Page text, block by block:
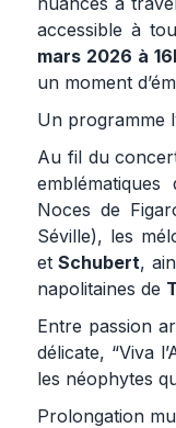
accessible à
mars 2026 à
un moment
Un programme
Au fil du
emblématiques
Noces de
Séville), les
etSchubert,
napolitaines de
Entre passion
délicate, “Viva
les néophytes
Prolongation